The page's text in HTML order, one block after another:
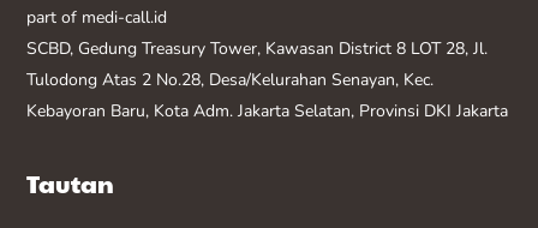
part of medi-call.id
SCBD, Gedung Treasury Tower, Kawasan District 8 LOT 28, Jl.
Tulodong Atas 2 No.28, Desa/Kelurahan Senayan, Kec.
Kebayoran Baru, Kota Adm. Jakarta Selatan, Provinsi DKI Jakarta
Tautan